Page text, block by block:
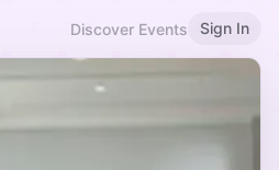
Discover Events Sign In